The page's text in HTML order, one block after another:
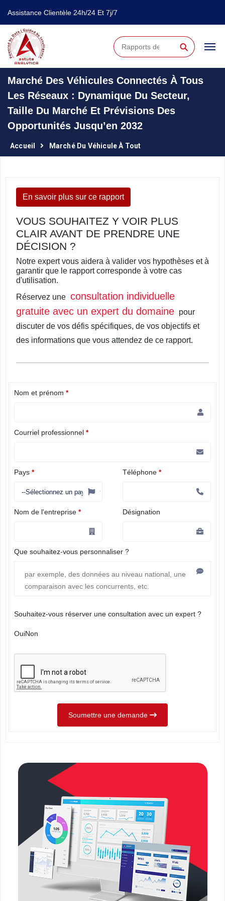
Assistance Clientèle 24h/24 Et 7j/7
⚲
Marché Des Véhicules Connectés À Tous
Les Réseaux : Dynamique Du Secteur,
Taille Du Marché Et Prévisions Des
Opportunités Jusqu’en 2032
Accueil Marché Du Véhicule À Tout
En savoir plus sur ce rapport
VOUS SOUHAITEZ Y VOIR PLUS
CLAIR AVANT DE PRENDRE UNE
DÉCISION ?
Notre expert vous aidera à valider vos hypothèses et à
garantir que le rapport corresponde à votre cas
d'utilisation.
Réservez une consultation individuelle
gratuite avec un expert du domaine pour
discuter de vos défis spécifiques, de vos objectifs et
des informations que vous attendez de ce rapport.
Nom et prénom *
Courriel professionnel *
Pays * Téléphone *
Nom de l'entreprise * Désignation
Que souhaitez-vous personnaliser ?
Souhaitez-vous réserver une consultation avec un expert ?
OuiNon
Soumettre une demande